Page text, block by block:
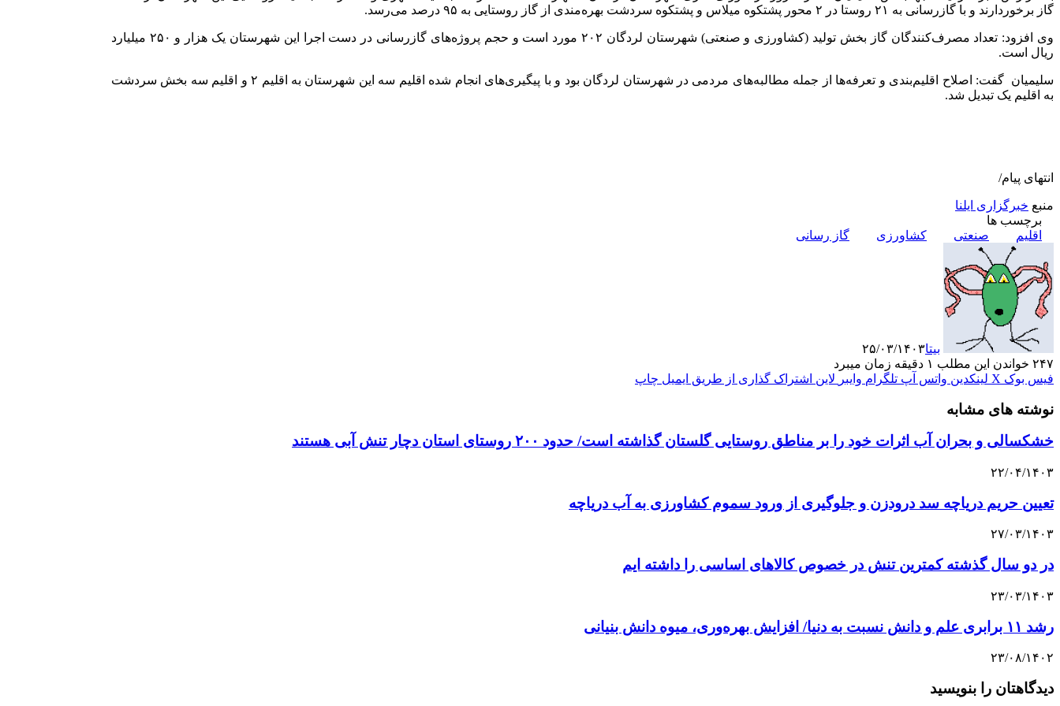
گاز برخوردارند و با گازرسانی به ۲۱ روستا در ۲ محور پشتکوه میلاس و پشتکوه سردشت بهره‌مندی از گاز روستایی به ۹۵ درصد می‌رسد.
وی افزود: تعداد مصرف‌کنندگان گاز بخش تولید (کشاورزی و صنعتی) شهرستان لردگان ۲۰۲ مورد است و حجم پروژه‌های گازرسانی در دست اجرا این شهرستان یک هزار و ۲۵۰ میلیارد
ریال است.
سلیمیان گفت: اصلاح اقلیم‌بندی و تعرفه‌ها از جمله مطالبه‌های مردمی در شهرستان لردگان بود و با پیگیری‌های انجام شده اقلیم سه این شهرستان به اقلیم ۲ و اقلیم سه بخش سردشت
به اقلیم یک تبدیل شد.
انتهای پیام/
منبع خبرگزاری ایلنا
برچسب ها
اقلیم
صنعتی کشاورزی گاز رسانی
بیتا۲۵/۰۳/۱۴۰۳
۲۴۷ خواندن این مطلب ۱ دقیقه زمان میبرد
فیس بوک X لینکدین واتس آپ تلگرام وایبر لاین اشتراک گذاری از طریق ایمیل چاپ
نوشته های مشابه
خشکسالی و بحران آب اثرات خود را بر مناطق روستایی گلستان گذاشته است/ حدود ۲۰۰ روستای استان دچار تنش آبی هستند
۲۲/۰۴/۱۴۰۳
تعیین حریم دریاچه سد درودزن و جلوگیری از ورود سموم کشاورزی به آب دریاچه
۲۷/۰۳/۱۴۰۳
در دو سال گذشته کمترین تنش در خصوص کالا‌های اساسی را داشته ایم
۲۳/۰۳/۱۴۰۳
رشد ۱۱ برابری علم و دانش نسبت به دنیا/ افزایش بهره‌وری، میوه دانش بنیانی
۲۳/۰۸/۱۴۰۲
دیدگاهتان را بنویسید